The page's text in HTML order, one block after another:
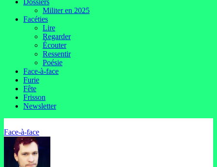
Dossiers
Militer en 2025
Facéties
Lire
Regarder
Écouter
Ressentir
Poésie
Face-à-face
Furie
Fête
Frisson
Newsletter
Face-à-face